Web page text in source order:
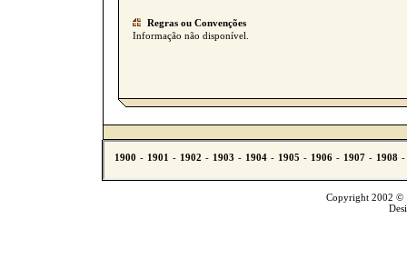
Regras ou Convenções
Informação não disponível.
Copyright 2002 ©